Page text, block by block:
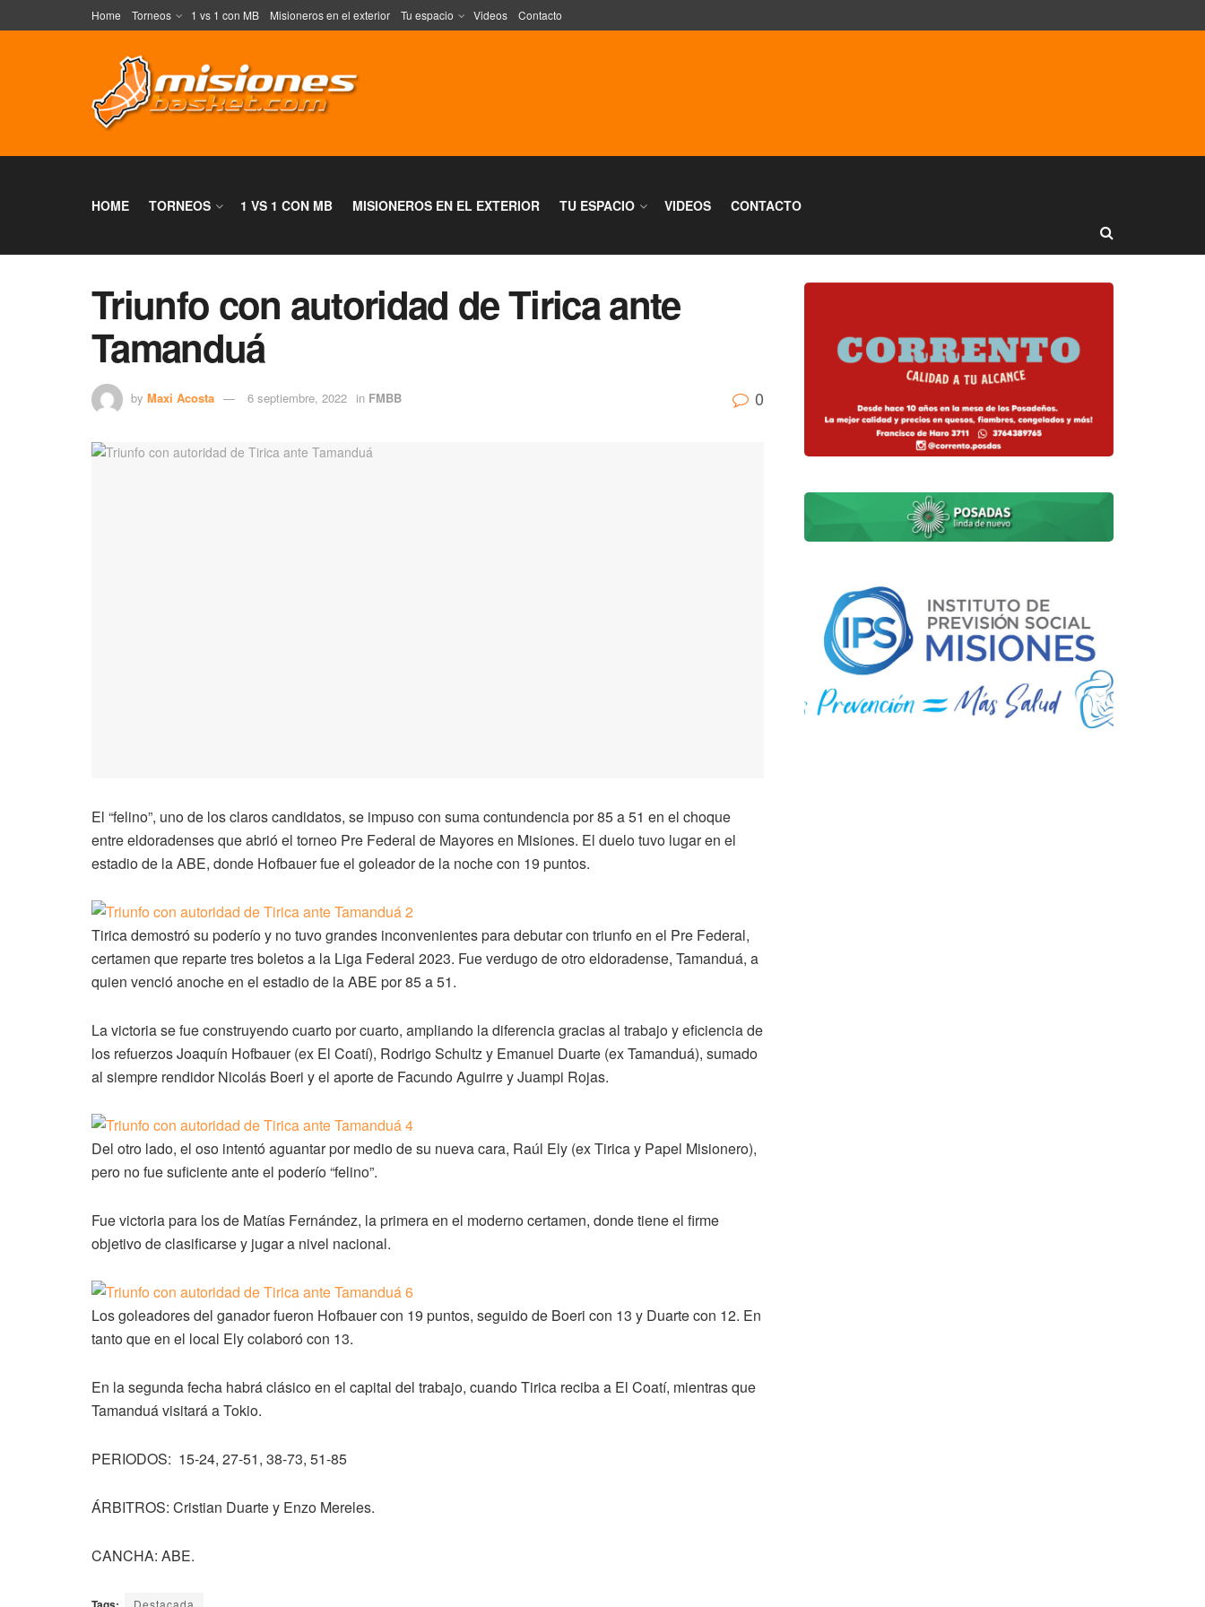
Home Torneos 1 vs 1 con MB Misioneros en el exterior Tu espacio Videos Contacto
HOME TORNEOS 1 VS 1 CON MB MISIONEROS EN EL EXTERIOR TU ESPACIO VIDEOS CONTACTO
Triunfo con autoridad de Tirica ante
Tamanduá
by Maxi Acosta 6 septiembre, 2022 in FMBB 0
El “felino”, uno de los claros candidatos, se impuso con suma contundencia por 85 a 51 en el choque
entre eldoradenses que abrió el torneo Pre Federal de Mayores en Misiones. El duelo tuvo lugar en el
estadio de la ABE, donde Hofbauer fue el goleador de la noche con 19 puntos.
Tirica demostró su poderío y no tuvo grandes inconvenientes para debutar con triunfo en el Pre Federal,
certamen que reparte tres boletos a la Liga Federal 2023. Fue verdugo de otro eldoradense, Tamanduá, a
quien venció anoche en el estadio de la ABE por 85 a 51.
La victoria se fue construyendo cuarto por cuarto, ampliando la diferencia gracias al trabajo y eficiencia de
los refuerzos Joaquín Hofbauer (ex El Coatí), Rodrigo Schultz y Emanuel Duarte (ex Tamanduá), sumado
al siempre rendidor Nicolás Boeri y el aporte de Facundo Aguirre y Juampi Rojas.
Del otro lado, el oso intentó aguantar por medio de su nueva cara, Raúl Ely (ex Tirica y Papel Misionero),
pero no fue suficiente ante el poderío “felino”.
Fue victoria para los de Matías Fernández, la primera en el moderno certamen, donde tiene el firme
objetivo de clasificarse y jugar a nivel nacional.
Los goleadores del ganador fueron Hofbauer con 19 puntos, seguido de Boeri con 13 y Duarte con 12. En
tanto que en el local Ely colaboró con 13.
En la segunda fecha habrá clásico en el capital del trabajo, cuando Tirica reciba a El Coatí, mientras que
Tamanduá visitará a Tokio.
PERIODOS: 15-24, 27-51, 38-73, 51-85
ÁRBITROS: Cristian Duarte y Enzo Mereles.
CANCHA: ABE.
Destacada